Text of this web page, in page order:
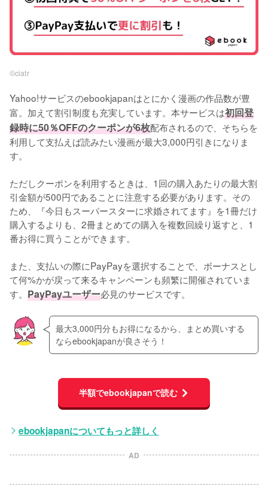
©︎ciatr
Yahoo!サービスのebookjapanはとにかく漫画の作品数が豊
富。加えて割引制度も充実しています。本サービスは初回登
録時に50％OFFのクーポンが6枚配布されるので、そちらを
利用して支払えば読みたい漫画が最大3,000円引きになりま
す。
ただしクーポンを利用するときは、1回の購入あたりの最大割
引金額が500円であることに注意する必要があります。その
ため、『今日もスーパースターに求婚されてます』を1冊だけ
購入するよりも、2冊まとめての購入を複数回繰り返すと、1
番お得に買うことができます。
また、支払いの際にPayPayを選択することで、ボーナスとし
て何%かが戻って来るキャンペーンも頻繁に開催されていま
す。 PayPayユーザー必見のサービスです。
最大3,000円分もお得になるから、まとめ買いする
ならebookjapanが良さそう！
半額でebookjapanで読む
ebookjapanについてもっと詳しく
AD